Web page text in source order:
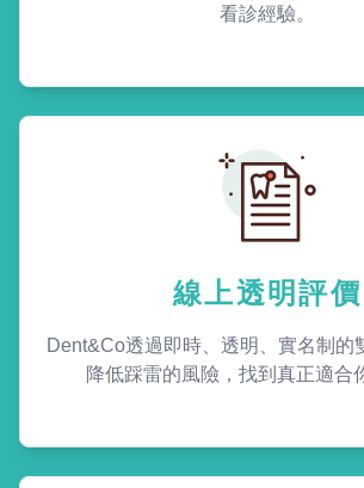
看診經驗。
線上透明評價
Dent&Co透過即時、透明、實名制的
降低踩雷的風險，找到真正適合